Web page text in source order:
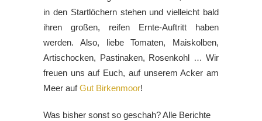
in den Startlöchern stehen und vielleicht bald
ihren großen, reifen Ernte-Auftritt haben
werden. Also, liebe Tomaten, Maiskolben,
Artischocken, Pastinaken, Rosenkohl … Wir
freuen uns auf Euch, auf unserem Acker am
Meer aufGut Birkenmoor!
Was bisher sonst so geschah? Alle Berichte